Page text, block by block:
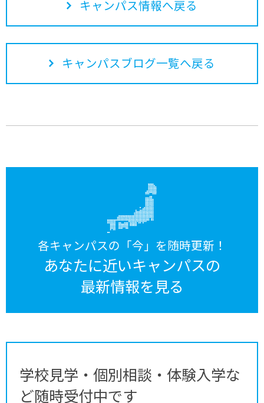
キャンパス情報へ戻る
キャンパスブログ一覧へ戻る
各キャンパスの「今」を随時更新！
あなたに近いキャンパスの
最新情報を見る
学校見学・個別相談・体験入学な
ど随時受付中です